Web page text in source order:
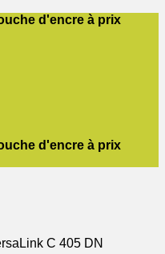
d'encre à prix
d'encre à prix
C 405 DN